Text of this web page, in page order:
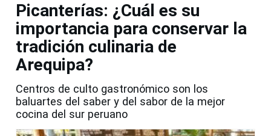
Picanterías: ¿Cuál es su
importancia para conservar la
tradición culinaria de
Arequipa?
Centros de culto gastronómico son los
baluartes del saber y del sabor de la mejor
cocina del sur peruano